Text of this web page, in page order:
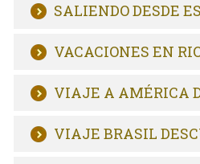
SALIENDO DESDE
VACACIONES EN
VIAJE A AMÉRICA
VIAJE BRASIL